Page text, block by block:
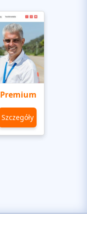
Premium
Szczegóły